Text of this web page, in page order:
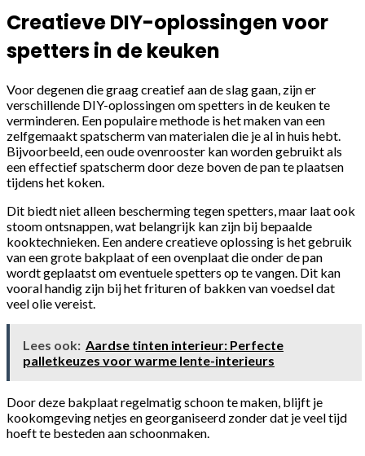
Creatieve DIY-oplossingen voor
spetters in de keuken
Voor degenen die graag creatief aan de slag gaan, zijn er
verschillende DIY-oplossingen om spetters in de keuken te
verminderen. Een populaire methode is het maken van een
zelfgemaakt spatscherm van materialen die je al in huis hebt.
Bijvoorbeeld, een oude ovenrooster kan worden gebruikt als
een effectief spatscherm door deze boven de pan te plaatsen
tijdens het koken.
Dit biedt niet alleen bescherming tegen spetters, maar laat ook
stoom ontsnappen, wat belangrijk kan zijn bij bepaalde
kooktechnieken. Een andere creatieve oplossing is het gebruik
van een grote bakplaat of een ovenplaat die onder de pan
wordt geplaatst om eventuele spetters op te vangen. Dit kan
vooral handig zijn bij het frituren of bakken van voedsel dat
veel olie vereist.
Lees ook: Aardse tinten interieur: Perfecte
palletkeuzes voor warme lente-interieurs
Door deze bakplaat regelmatig schoon te maken, blijft je
kookomgeving netjes en georganiseerd zonder dat je veel tijd
hoeft te besteden aan schoonmaken.